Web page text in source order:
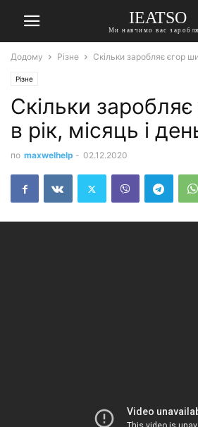
IEATSO
Ми навчимо вас
Додому Різне Скільки заробляє єгор
Різне
Скільки
в рік, місяць і
по maxwelhelp - 02.12.2020